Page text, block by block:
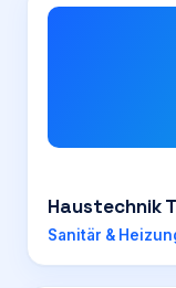
Haustechnik
Sanitär &